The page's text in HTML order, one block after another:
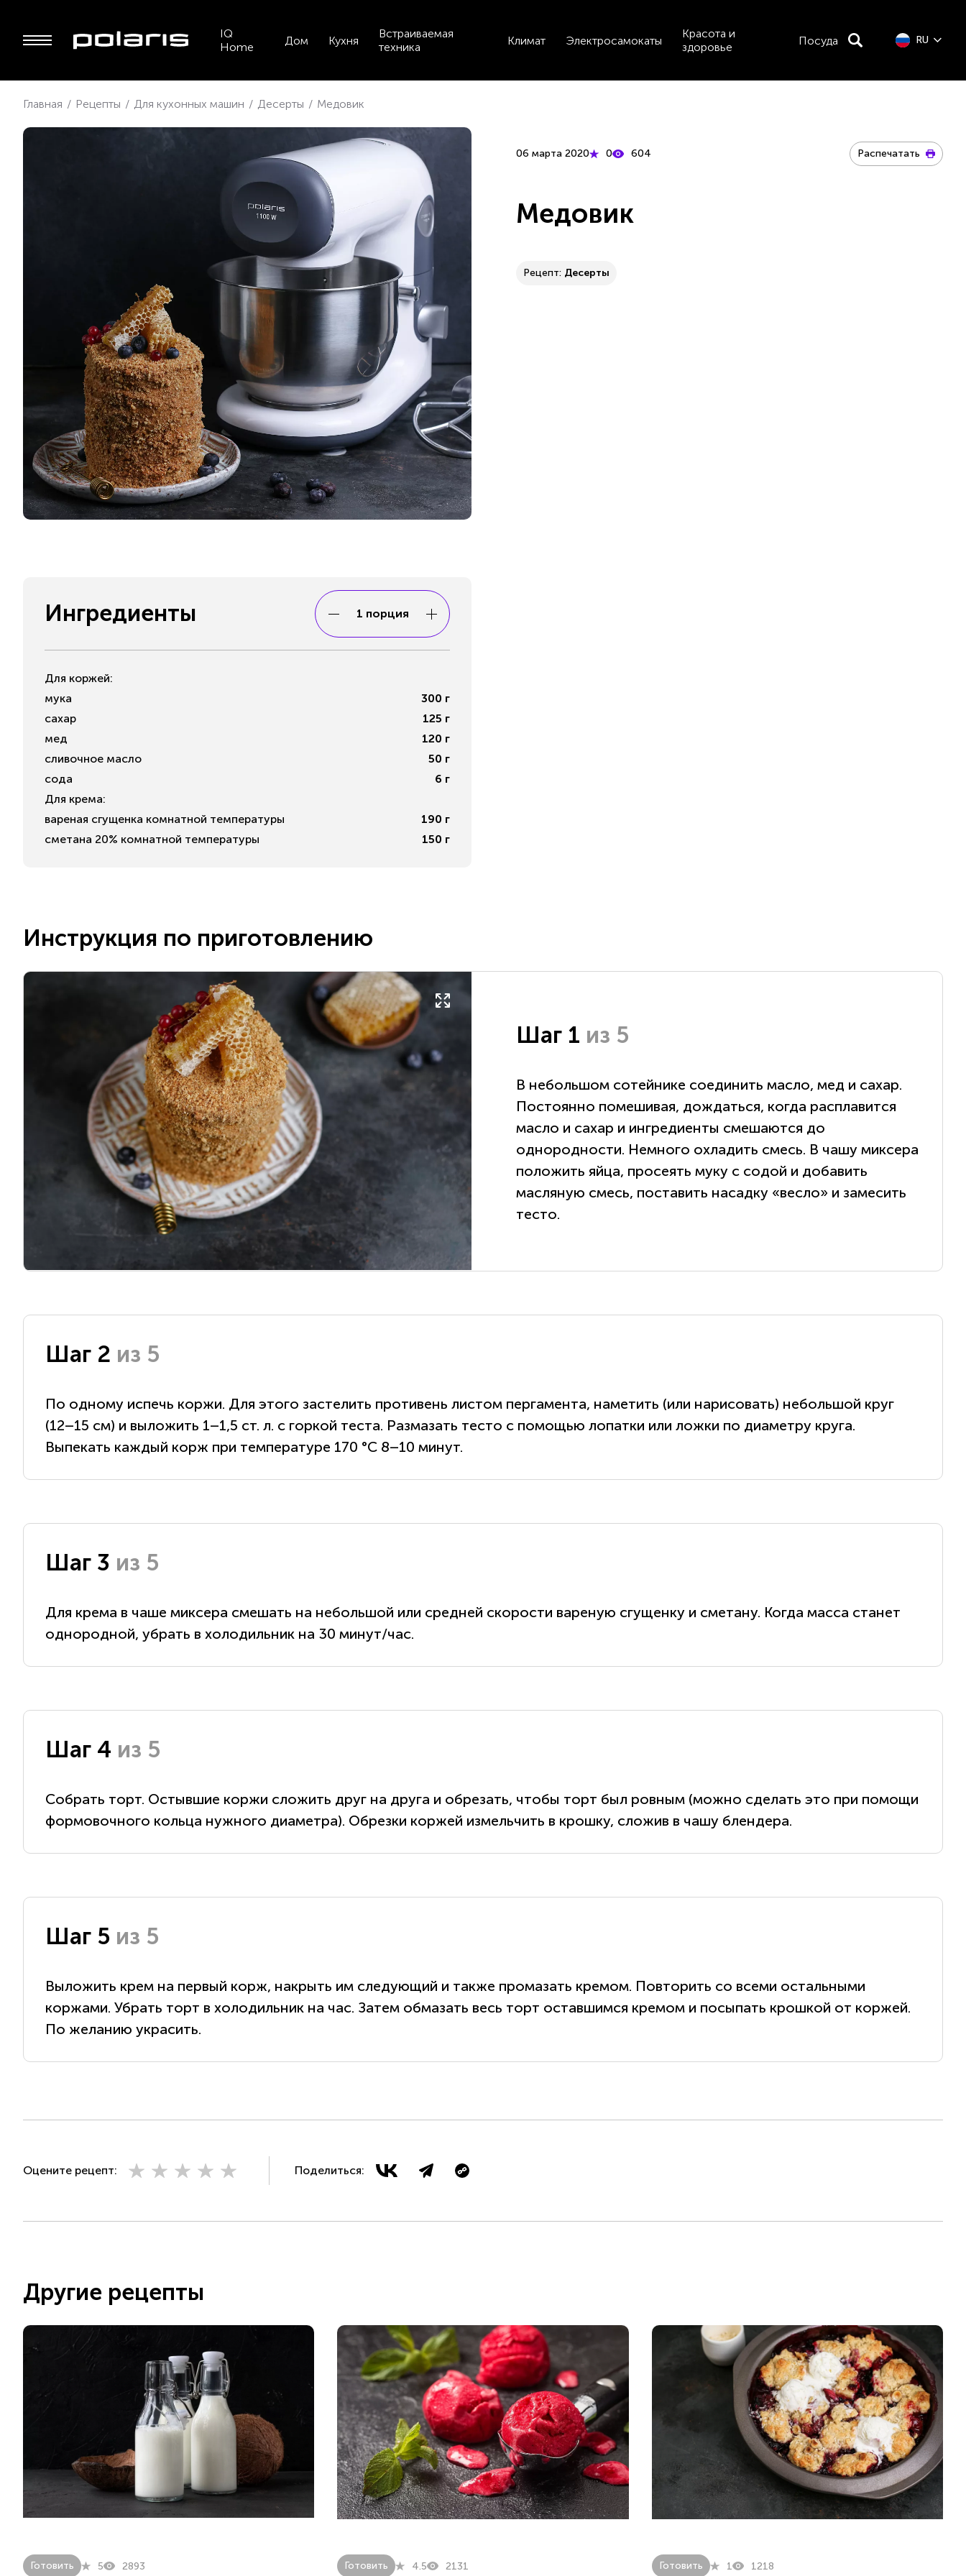
IQ
Home
Дом Кухня
Встраиваемая
техника
Климат Электросамокаты
Красота и
здоровье
Посуда RU
Главная / Рецепты / Для кухонных машин / Десерты / Медовик
06 марта 2020 0 604 Распечатать
Медовик
Рецепт: Десерты
Ингредиенты 1 порция
Для коржей:
мука
300 г
сахар
125 г
мед
120 г
сливочное масло
50 г
сода
6 г
Для крема:
вареная сгущенка комнатной температуры
190 г
сметана 20% комнатной температуры
150 г
Инструкция по приготовлению
Шаг 1 из 5
В небольшом сотейнике соединить масло, мед и сахар.
Постоянно помешивая, дождаться, когда расплавится
масло и сахар и ингредиенты смешаются до
однородности. Немного охладить смесь. В чашу миксера
положить яйца, просеять муку с содой и добавить
масляную смесь, поставить насадку «весло» и замесить
тесто.
Шаг 2 из 5
По одному испечь коржи. Для этого застелить противень листом пергамента, наметить (или нарисовать) небольшой круг
(12–15 см) и выложить 1–1,5 ст. л. с горкой теста. Размазать тесто с помощью лопатки или ложки по диаметру круга.
Выпекать каждый корж при температуре 170 °С 8–10 минут.
Шаг 3 из 5
Для крема в чаше миксера смешать на небольшой или средней скорости вареную сгущенку и сметану. Когда масса станет
однородной, убрать в холодильник на 30 минут/час.
Шаг 4 из 5
Собрать торт. Остывшие коржи сложить друг на друга и обрезать, чтобы торт был ровным (можно сделать это при помощи
формовочного кольца нужного диаметра). Обрезки коржей измельчить в крошку, сложив в чашу блендера.
Шаг 5 из 5
Выложить крем на первый корж, накрыть им следующий и также промазать кремом. Повторить со всеми остальными
коржами. Убрать торт в холодильник на час. Затем обмазать весь торт оставшимся кремом и посыпать крошкой от коржей.
По желанию украсить.
Оцените рецепт: Поделиться:
Другие рецепты
Готовить 5 2893 Готовить 4.5 2131 Готовить 1 1218